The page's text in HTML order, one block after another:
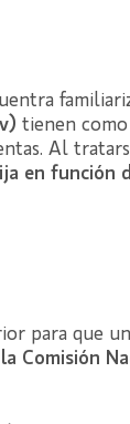
tienen
Al
en función
para que
la Comisión